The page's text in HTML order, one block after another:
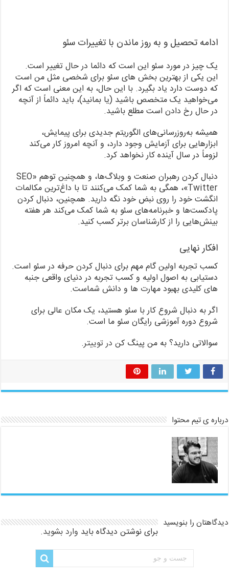
ادامه تحصیل و به روز ماندن با تغییرات سئو
یک چیز در مورد سئو این است که دائما در حال تغییر است.
این یکی از بهترین بخش های سئو برای شخصی مثل من است
که دوست دارد یاد بگیرد. با این حال، به این معنی است که اگر
می‌خواهید یک متخصص باشید (یا بمانید)، باید دائماً از آنچه
در حال رخ دادن است مطلع باشید.
همیشه به‌روزرسانی‌های الگوریتم جدیدی برای پیمایش،
ابزارهایی برای آزمایش وجود دارد، و آنچه امروز کار می‌کند
لزوماً در سال آینده کار نخواهد کرد.
دنبال کردن رهبران صنعت و وبلاگ‌ها، و همچنین توهم «SEO
Twitter»، همگی به شما کمک می‌کنند تا با داغ‌ترین مکالمات
انگشت خود را روی نبض خود نگه دارید. همچنین، دنبال کردن
پادکست‌ها و خبرنامه‌های سئو به شما کمک می‌کند هر هفته
بینش‌هایی را از کارشناسان برتر کسب کنید.
افکار نهایی
کسب تجربه اولین گام مهم برای دنبال کردن حرفه در سئو است.
دستیابی به اصول اولیه و کسب تجربه در دنیای واقعی جنبه
های کلیدی بهبود مهارت ها و دانش شماست.
اگر به دنبال شروع کار با سئو هستید، یک مکان عالی برای
شروع دوره آموزشی رایگان سئو ما است.
سوالاتی دارید؟ به من پینگ کن در توییتر.
درباره ی تیم محتوا
دیدگاهتان را بنویسید
برای نوشتن دیدگاه باید وارد بشوید.